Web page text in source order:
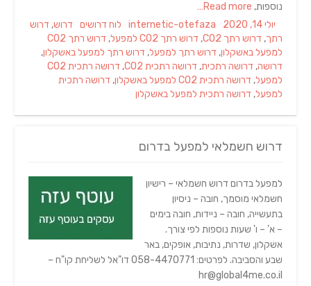
נוספות,
Posted
on
יולי 14, 2020 Author
internetic-otefaza
Categories
לוח דרושים Tags
דרוש, דרוש
רתך, דרוש רתך CO2 , דרוש רתך CO2 למפעל ,
דרוש רתך CO2
למפעל באשקלון, דרוש רתך למפעל, דרוש רתך למפעל באשקלון,
דרושה, דרושה רתכית, דרושה רתכית CO2 ,
דרושה רתכית CO2
למפעל, דרושה רתכית CO2 למפעל באשקלון , דרושה רתכית
למפעל, דרושה רתכית למפעל באשקלון
דרוש חשמלאי למפעל בדרום
למפעל בדרום דרוש חשמלאי – רישיון
חשמלאי מוסמך, חובה – ניסיון
בתעשייה, חובה – ניידות, חובה בימים
– א' – ו' שעות נוספות לפי צורך.
אשקלון, שדרות, נתיבות, אופקים, באר
שבע והסביבה. לפרטים: 058-4470771 דו"אל לשליחת קו"ח –
hr@global4me.co.il